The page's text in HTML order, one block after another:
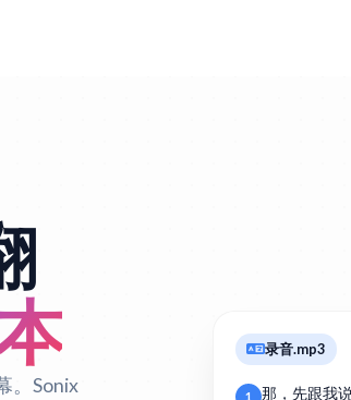
。Sonix
录音.mp3
1 那，先跟我